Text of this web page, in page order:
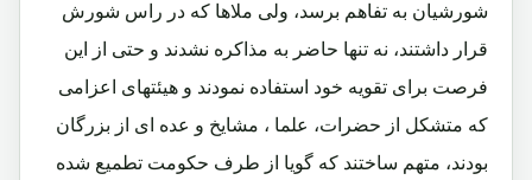
شورشیان به تفاهم برسد، ولی ملاها که در راس شورش
قرار داشتند، نه تنها حاضر به مذاکره نشدند و حتی از این
فرصت برای تقویه خود استفاده نمودند و هیئتهای اعزامی
که متشکل از حضرات، علما ، مشایخ و عده ای از بزرگان
بودند، متهم ساختند که گویا از طرف حکومت تطمیع شده